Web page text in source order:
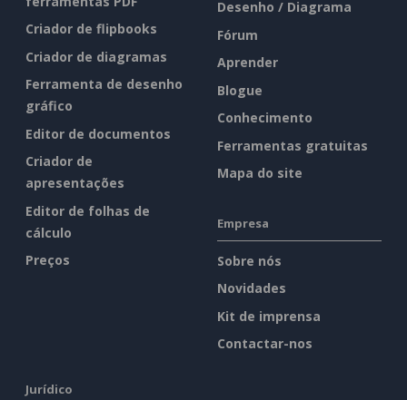
Criador de flipbooks
Criador de diagramas
Ferramenta de desenho
gráfico
Editor de documentos
Criador de
apresentações
Editor de folhas de
cálculo
Preços
Desenho / Diagrama
Fórum
Aprender
Blogue
Conhecimento
Ferramentas gratuitas
Mapa do site
Empresa
Sobre nós
Novidades
Kit de imprensa
Contactar-nos
Jurídico